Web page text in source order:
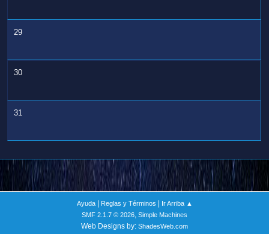
29
30
31
Ayuda| Reglas y Términos
Ir Arriba ▲
SMF 2.1.7 © 2026, Simple Machines
Web Designs by: ShadesWeb.com